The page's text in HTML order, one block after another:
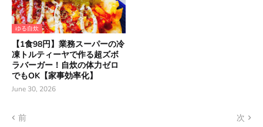
ゆる自炊
【1食98円】業務スーパーの冷
凍トルティーヤで作る超ズボ
ラバーガー！自炊の体力ゼロ
でもOK【家事効率化】
June 30, 2026
前 次